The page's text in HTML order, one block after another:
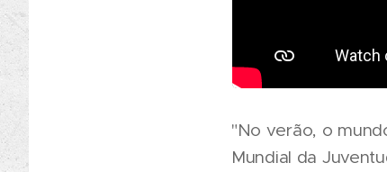
"No verão, o
Mundial da